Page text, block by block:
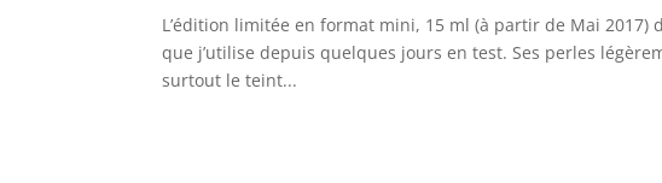
L’édition limitée en format mini, 15 ml (à partir de Mai 2017)
que j’utilise depuis quelques jours en test. Ses perles
surtout le teint...